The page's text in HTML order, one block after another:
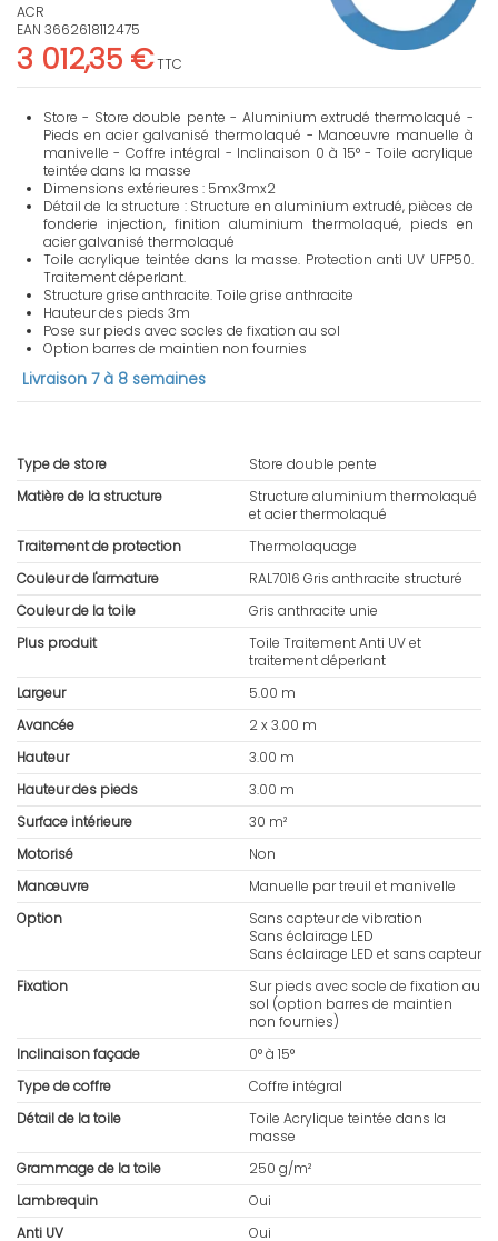
ACR
EAN 3662618112475
3 012,35 €TTC
Store - Store double pente - Aluminium extrudé thermolaqué -
Pieds en acier galvanisé thermolaqué - Manœuvre manuelle à
manivelle - Coffre intégral - Inclinaison 0 à 15° - Toile acrylique
teintée dans la masse
Dimensions extérieures : 5mx3mx2
Détail de la structure : Structure en aluminium extrudé, pièces de
fonderie injection, finition aluminium thermolaqué, pieds en
acier galvanisé thermolaqué
Toile acrylique teintée dans la masse. Protection anti UV UFP50.
Traitement déperlant.
Structure grise anthracite. Toile grise anthracite
Hauteur des pieds 3m
Pose sur pieds avec socles de fixation au sol
Option barres de maintien non fournies
Livraison 7 à 8 semaines
Type de store
Store double pente
Matière de la structure
Structure aluminium thermolaqué
et acier thermolaqué
Traitement de protection
Thermolaquage
Couleur de l'armature
RAL7016 Gris anthracite structuré
Couleur de la toile
Gris anthracite unie
Plus produit
Toile Traitement Anti UV et
traitement déperlant
Largeur
5.00 m
Avancée
2 x 3.00 m
Hauteur
3.00 m
Hauteur des pieds
3.00 m
Surface intérieure
30 m²
Motorisé
Non
Manœuvre
Manuelle par treuil et manivelle
Option
Sans capteur de vibration
Sans éclairage LED
Sans éclairage LED et sans capteur
Fixation
Sur pieds avec socle de fixation au
sol (option barres de maintien
non fournies)
Inclinaison façade
0° à 15°
Type de coffre
Coffre intégral
Détail de la toile
Toile Acrylique teintée dans la
masse
Grammage de la toile
250 g/m²
Lambrequin
Oui
Anti UV
Oui